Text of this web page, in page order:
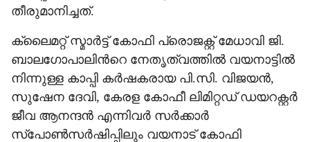
തീരുമാനിച്ചത്.
ക്ലൈമറ്റ് സ്മാര്‍ട്ട് കോഫി പ്രൊജക്റ്റ് മേധാവി ജി.
ബാലഗോപാലിന്‍റെ നേതൃത്വത്തില്‍ വയനാട്ടില്‍
നിന്നുള്ള കാപ്പി കര്‍ഷകരായ പി.സി. വിജയന്‍,
സുഷേന ദേവി, കേരള കോഫീ ലിമിറ്റഡ് ഡയറക്റ്റര്‍
ജീവ ആനന്ദന്‍ എന്നിവര്‍ സര്‍ക്കാര്‍
സ്പോണ്‍സര്‍ഷിപ്പിലും വയനാട് കോഫി